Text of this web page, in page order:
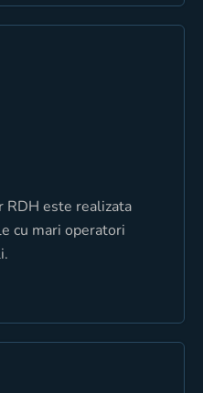
RDH este realizata
cu mari operatori
RDH este realizata
cu mari operatori
si internaţionali.